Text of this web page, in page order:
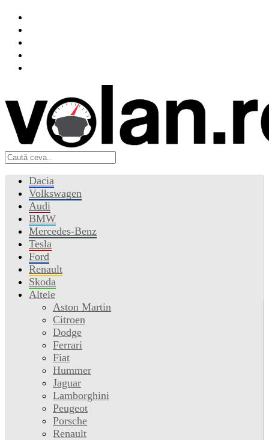
Dacia
Volkswagen
Audi
BMW
Mercedes-Benz
Tesla
Ford
Renault
Skoda
Altele
Aston Martin
Citroen
Dodge
Ferrari
Fiat
Hummer
Jaguar
Lamborghini
Peugeot
Porsche
Renault